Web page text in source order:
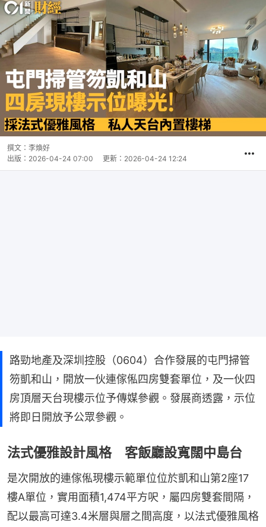
撰文： 李煥好
出版： 2026-04-24 07:00 更新： 2026-04-24 12:24
路勁地產及深圳控股（0604）合作發展的屯門掃管
笏凱和山，開放一伙連傢俬四房雙套單位，及一伙四
房頂層天台現樓示位予傳媒參觀。發展商透露，示位
將即日開放予公眾參觀。
法式優雅設計風格 客飯廳設寬闊中島台
是次開放的連傢俬現樓示範單位位於凱和山第2座17
樓A單位，實用面積1,474平方呎，屬四房雙套間隔，
配以最高可達3.4米層與層之間高度，以法式優雅風格